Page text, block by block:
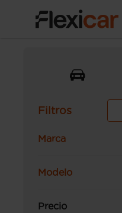
Filtros
Marca
Modelo
Precio